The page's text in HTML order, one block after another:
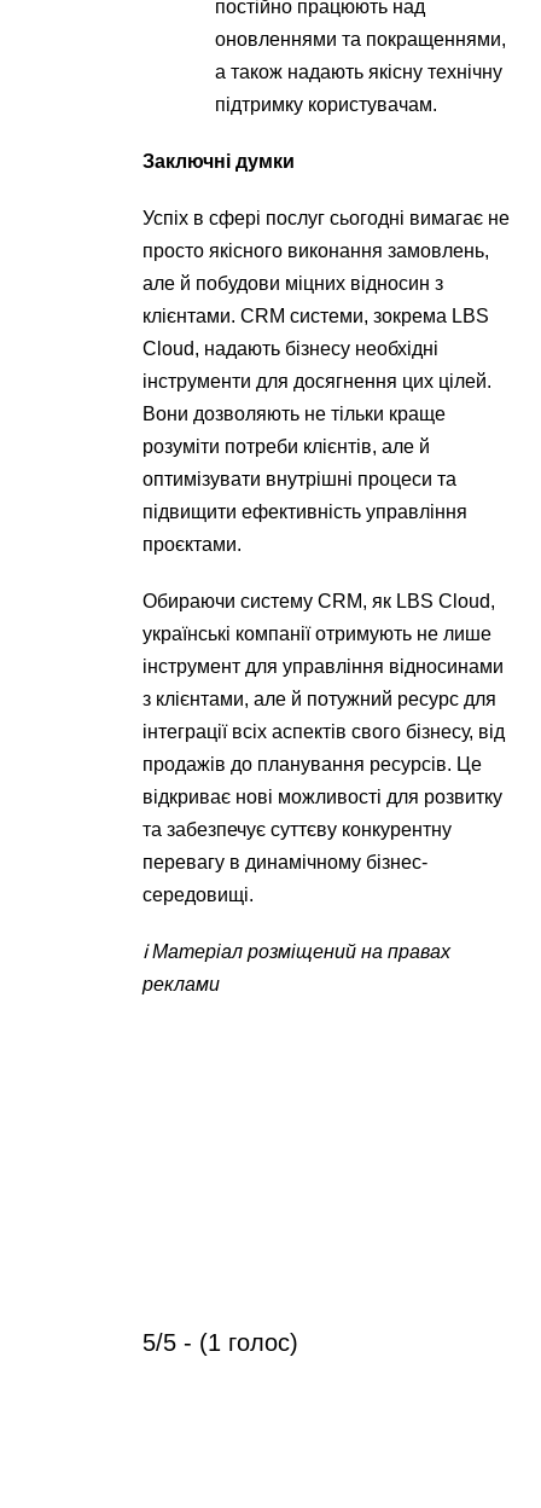
постійно працюють над
оновленнями та покращеннями,
а також надають якісну технічну
підтримку користувачам.
Заключні думки
Успіх в сфері послуг сьогодні вимагає не
просто якісного виконання замовлень,
але й побудови міцних відносин з
клієнтами. CRM системи, зокрема LBS
Cloud, надають бізнесу необхідні
інструменти для досягнення цих цілей.
Вони дозволяють не тільки краще
розуміти потреби клієнтів, але й
оптимізувати внутрішні процеси та
підвищити ефективність управління
проєктами.
Обираючи систему CRM, як LBS Cloud,
українські компанії отримують не лише
інструмент для управління відносинами
з клієнтами, але й потужний ресурс для
інтеграції всіх аспектів свого бізнесу, від
продажів до планування ресурсів. Це
відкриває нові можливості для розвитку
та забезпечує суттєву конкурентну
перевагу в динамічному бізнес-
середовищі.
ℹ️ Матеріал розміщений на правах
реклами
5/5 - (1 голос)